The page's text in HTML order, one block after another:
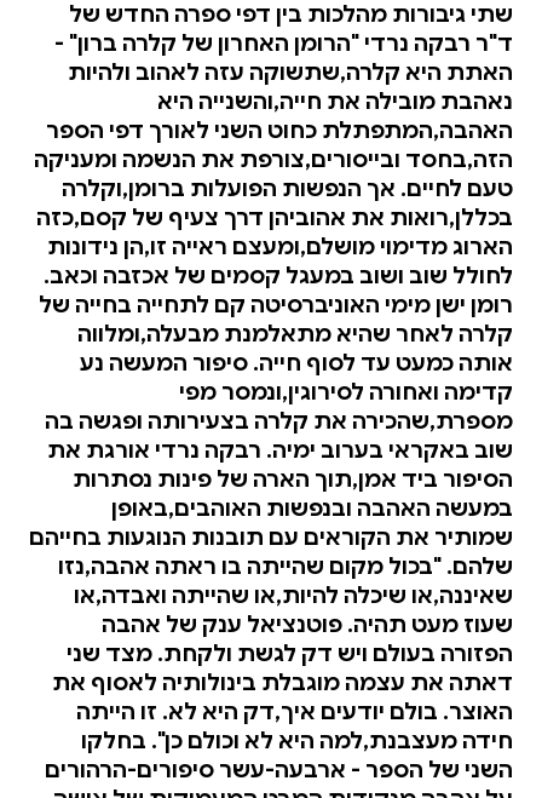
שתי גיבורות מהלכות בין דפי ספרה החדש של
ד"ר רבקה נרדי "הרומן האחרון של קלרה ברון" -
האתת היא קלרה,שתשוקה עזה לאהוב ולהיות
נאהבת מובילה את חייה,והשנייה היא
האהבה,המתפתלת כחוט השני לאורך דפי הספר
הזה,בחסד ובייסורים,צורפת את הנשמה ומעניקה
טעם לחיים. אך הנפשות הפועלות ברומן,וקלרה
בכללן,רואות את אהוביהן דרך צעיף של קסם,כזה
הארוג מדימוי מושלם,ומעצם ראייה זו,הן נידונות
לחולל שוב ושוב במעגל קסמים של אכזבה וכאב.
רומן ישן מימי האוניברסיטה קם לתחייה בחייה של
קלרה לאחר שהיא מתאלמנת מבעלה,ומלווה
אותה כמעט עד לסוף חייה. סיפור המעשה נע
קדימה ואחורה לסירוגין,ונמסר מפי
מספרת,שהכירה את קלרה בצעירותה ופגשה בה
שוב באקראי בערוב ימיה. רבקה נרדי אורגת את
הסיפור ביד אמן,תוך הארה של פינות נסתרות
במעשה האהבה ובנפשות האוהבים,באופן
שמותיר את הקוראים עם תובנות הנוגעות בחייהם
שלהם. "בכול מקום שהייתה בו ראתה אהבה,נזו
שאיננה,או שיכלה להיות,או שהייתה ואבדה,או
שעוז מעט תהיה. פוטנציאל ענק של אהבה
הפזורה בעולם ויש דק לגשת ולקחת. מצד שני
דאתה את עצמה מוגבלת בינולותיה לאסוף את
האוצר. בולם יודעים איך,דק היא לא. זו הייתה
חידה מעצבנת,למה היא לא וכולם כן". בחלקו
השני של הספר - ארבעה-עשר סיפורים-הרהורים